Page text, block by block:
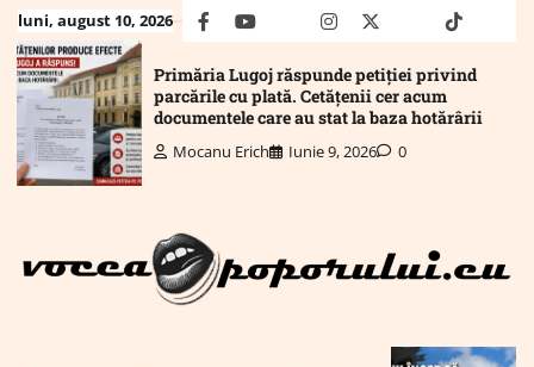
Skip
to
content
luni, august 10, 2026 facebookyoutubeMailinstagram
twitter truthtiktok
Primăria Lugoj răspunde petiției privind
parcările cu plată. Cetățenii cer acum
documentele care au stat la baza hotărârii
Mocanu Erich Iunie 9, 2026 0